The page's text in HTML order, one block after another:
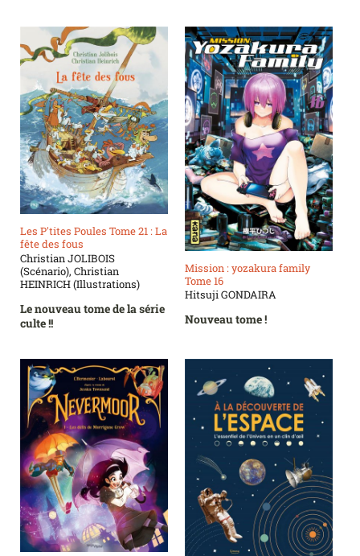
Les P'tites Poules Tome 21 : La
fête des fous
Christian JOLIBOIS
(Scénario), Christian
HEINRICH (Illustrations)
Le nouveau tome de la série
culte !!
Mission : yozakura family
Tome 16
Hitsuji GONDAIRA
Nouveau tome !